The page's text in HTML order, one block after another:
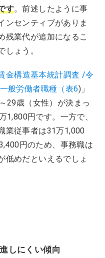
す。前述したように事
ンセンティブがありま
残業代が追加になるこ
しょう。
金構造基本統計調査 /令
般労働者職種（表6)」
29歳（女性）が決まっ
1,800円です。一方で、
業従事者は31万1,000
円のため、事務職は
低めだといえるでしょ
しにくい傾向